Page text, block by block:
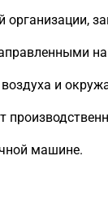
организации,
и
машине.